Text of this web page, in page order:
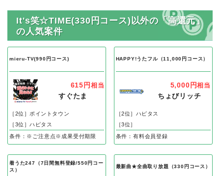
It's笑☆TIME(330円コース)以外の「高還元」
の人気案件
mieru-TV(990円コース)
615円 相当
すぐたま
［2位］ポイントタウン
［3位］ハピタス
条件：※ご注意点※成果受付期限 ：広告クリックから30日以内成果調査受付期
HAPPY!うたフル（11,000円コース）
5,000円相当
ちょびリッチ
［2位］ハピタス
［3位］
条件：有料会員登録
着うた247（7日間無料登録/550円コー
ス）
最新曲★全曲取り放題（330円コース）